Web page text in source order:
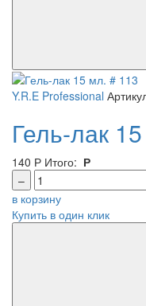
Y.R.E Professional
Гель-лак
140 Р Итого: Р
–
в корзину
Купить в один клик